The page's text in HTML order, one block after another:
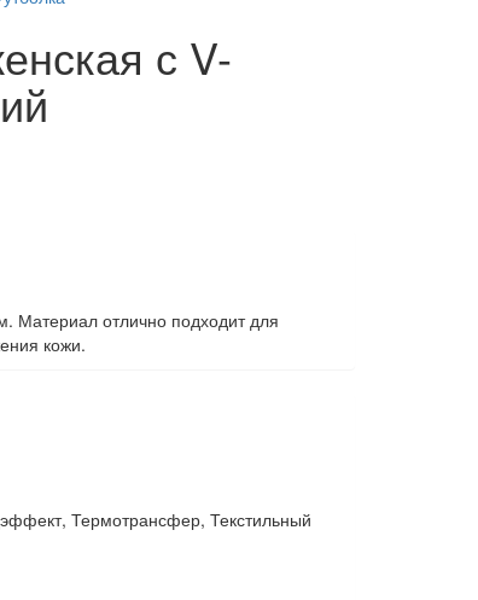
с V-
Материал отлично подходит для
кожи.
Термотрансфер, Текстильный